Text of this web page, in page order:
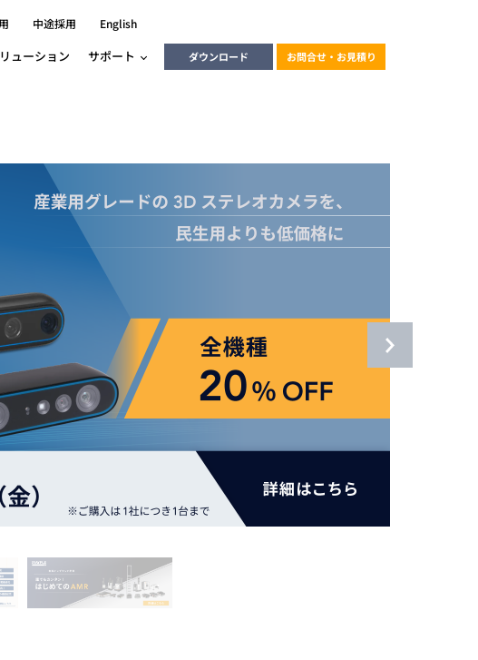
中途採用 English
ソフトウェアPLC / モーション /
対応 CODESYS搭載PLC
TRITON
LINX Vision Station
GINGA
Gocator
CODESYS
heliotis
ューション サポート
レーニング動画
HALCON / MERLIC
レーニング動画
レーニング動画
センサーGocator入門コース
レーニング動画
AMR
レーニング
お役立ち情報 物流コラム
お役立ち情報 マシンビジョンコラム
ダウンロード お問合せ・お見積り